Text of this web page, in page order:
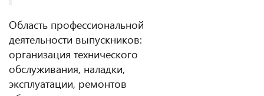
Область профессиональной
деятельности выпускников:
организация технического
обслуживания, наладки,
эксплуатации, ремонтов